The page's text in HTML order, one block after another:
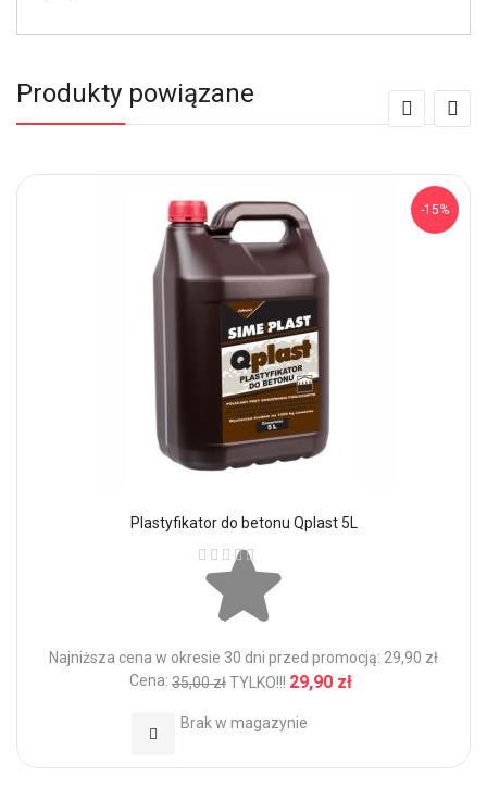
Produkty powiązane
-15%
Plastyfikator do betonu Qplast 5L
Ocena:
Najniższa cena w okresie 30 dni przed promocją: 29,90 zł
Cena: 35,00 złTYLKO!!! 29,90 zł
Brak w magazynie
Dodaj do Ulubionych